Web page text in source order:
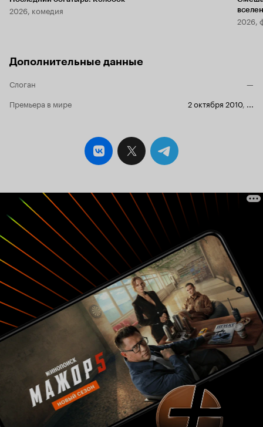
2026, комедия
2026,
Дополнительные данные
Слоган
—
Премьера в мире
2 октября 2010, ...